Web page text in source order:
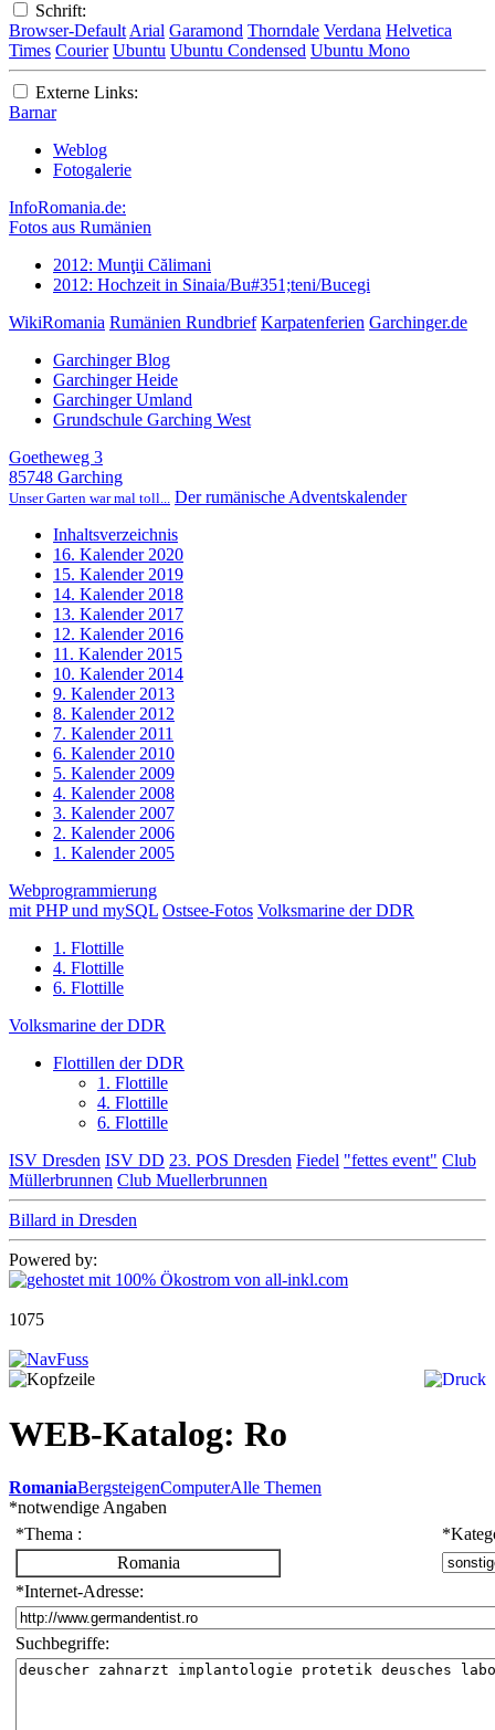
Schrift:
Browser-Default Arial Garamond Thorndale Verdana Helvetica
Times Courier Ubuntu Ubuntu Condensed Ubuntu Mono
Externe Links:
Barnar
Weblog
Fotogalerie
InfoRomania.de:
Fotos aus Rumänien
2012: Munţii Călimani
2012: Hochzeit in Sinaia/Bu#351;teni/Bucegi
WikiRomania Rumänien Rundbrief Karpatenferien Garchinger.de
Garchinger Blog
Garchinger Heide
Garchinger Umland
Grundschule Garching West
Goetheweg 3
85748 Garching
Unser Garten war mal toll... Der rumänische Adventskalender
Inhaltsverzeichnis
16. Kalender 2020
15. Kalender 2019
14. Kalender 2018
13. Kalender 2017
12. Kalender 2016
11. Kalender 2015
10. Kalender 2014
9. Kalender 2013
8. Kalender 2012
7. Kalender 2011
6. Kalender 2010
5. Kalender 2009
4. Kalender 2008
3. Kalender 2007
2. Kalender 2006
1. Kalender 2005
Webprogrammierung
mit PHP und mySQL Ostsee-Fotos Volksmarine der DDR
1. Flottille
4. Flottille
6. Flottille
Volksmarine der DDR
Flottillen der DDR
1. Flottille
4. Flottille
6. Flottille
ISV Dresden ISV DD 23. POS Dresden Fiedel "fettes event" Club
Müllerbrunnen Club Muellerbrunnen
Billard in Dresden
Powered by:
1075
WEB-Katalog: Ro
RomaniaBergsteigenComputerAlle Themen
*notwendige Angaben
*Thema : *
Romania
*Internet-Adresse:
Suchbegriffe: